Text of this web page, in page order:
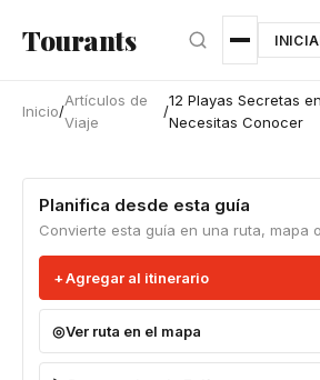
Tourants
Inicio/
Artículos de
Viaje
/
12 Playas Secretas
Necesitas Conocer
Planifica desde esta guía
Convierte esta guía en una ruta, mapa
Agregar al itinerario
Ver ruta en el mapa